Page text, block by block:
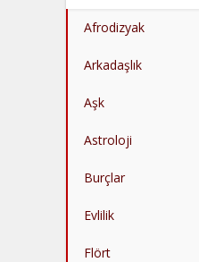
Afrodizyak
Arkadaşlık
Aşk
Astroloji
Burçlar
Evlilik
Flört